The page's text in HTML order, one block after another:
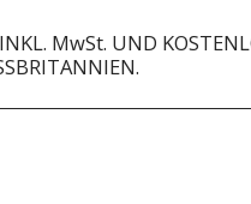
MwSt. UND